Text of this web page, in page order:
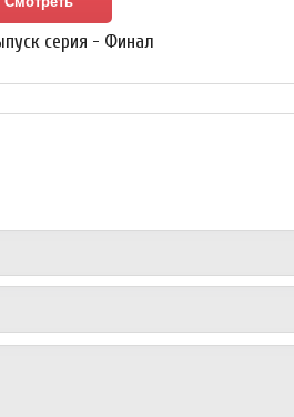
серия - Финал